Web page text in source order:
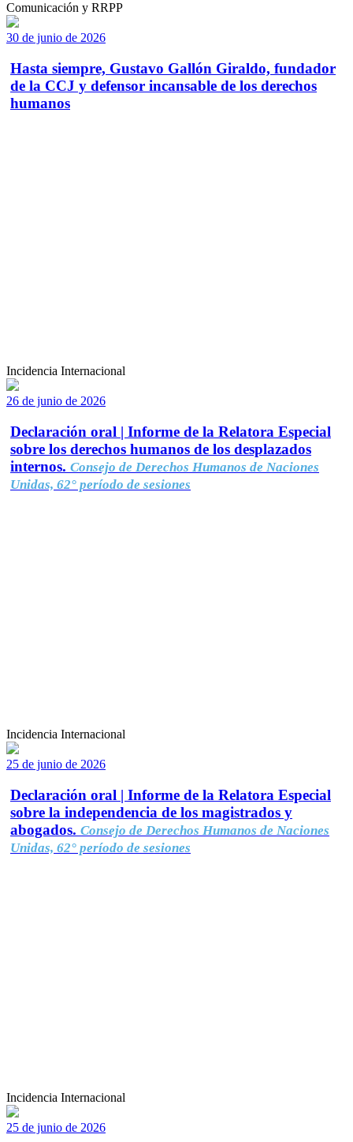
Comunicación y RRPP
30 de junio de 2026
Hasta siempre, Gustavo Gallón Giraldo, fundador
de la CCJ y defensor incansable de los derechos
humanos
Incidencia Internacional
26 de junio de 2026
Declaración oral | Informe de la Relatora Especial
sobre los derechos humanos de los desplazados
internos. Consejo de Derechos Humanos de Naciones
Unidas, 62° período de sesiones
Incidencia Internacional
25 de junio de 2026
Declaración oral | Informe de la Relatora Especial
sobre la independencia de los magistrados y
abogados. Consejo de Derechos Humanos de Naciones
Unidas, 62° período de sesiones
Incidencia Internacional
25 de junio de 2026